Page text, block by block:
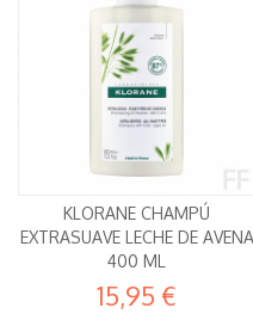
KLORANE CHAMPÚ
EXTRASUAVE LECHE DE AVENA
400 ML
15,95 €